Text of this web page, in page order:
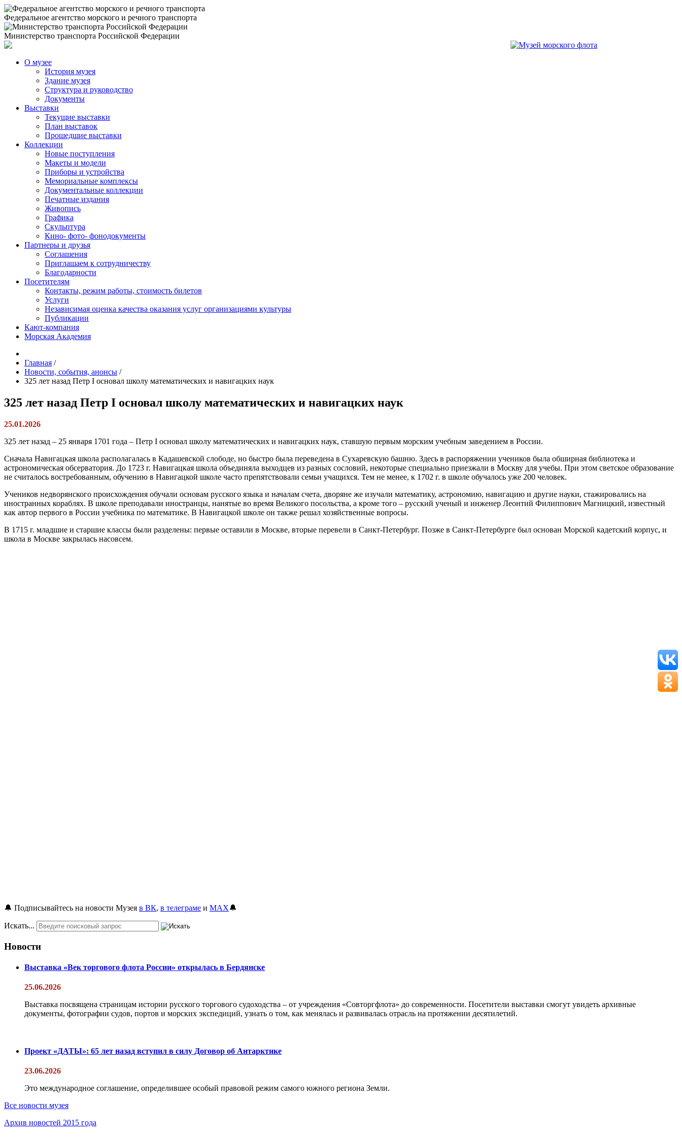
Федеральное агентство морского и речного транспорта
Министерство транспорта Российской Федерации
О музее
История музея
Здание музея
Структура и руководство
Документы
Выставки
Текущие выставки
План выставок
Прошедшие выставки
Коллекции
Новые поступления
Макеты и модели
Приборы и устройства
Мемориальные комплексы
Документальные коллекции
Печатные издания
Живопись
Графика
Скульптура
Кино- фото- фонодокументы
Партнеры и друзья
Соглашения
Приглашаем к сотрудничеству
Благодарности
Посетителям
Контакты, режим работы, стоимость билетов
Услуги
Независимая оценка качества оказания услуг организациями культуры
Публикации
Кают-компания
Морская Академия
Главная /
Новости, события, анонсы /
325 лет назад Петр I основал школу математических и навигацких наук
325 лет назад Петр I основал школу математических и навигацких наук
25.01.2026
325 лет назад – 25 января 1701 года – Петр I основал школу математических и навигацких наук, ставшую первым морским учебным заведением в России.
Сначала Навигацкая школа располагалась в Кадашевской слободе, но быстро была переведена в Сухаревскую башню. Здесь в распоряжении учеников была обширная библиотека и
астрономическая обсерватория. До 1723 г. Навигацкая школа объединяла выходцев из разных сословий, некоторые специально приезжали в Москву для учебы. При этом светское образование
не считалось востребованным, обучению в Навигацкой школе часто препятствовали семьи учащихся. Тем не менее, к 1702 г. в школе обучалось уже 200 человек.
Учеников недворянского происхождения обучали основам русского языка и началам счета, дворяне же изучали математику, астрономию, навигацию и другие науки, стажировались на
иностранных кораблях. В школе преподавали иностранцы, нанятые во время Великого посольства, а кроме того – русский ученый и инженер Леонтий Филиппович Магницкий, известный
как автор первого в России учебника по математике. В Навигацкой школе он также решал хозяйственные вопросы.
В 1715 г. младшие и старшие классы были разделены: первые оставили в Москве, вторые перевели в Санкт-Петербург. Позже в Санкт-Петербурге был основан Морской кадетский корпус, и
школа в Москве закрылась насовсем.
🔔 Подписывайтесь на новости Музея в ВК, в телеграме и MAX🔔
Искать...
Новости
Выставка «Век торгового флота России» открылась в Бердянске
25.06.2026
Выставка посвящена страницам истории русского торгового судоходства – от учреждения «Совторгфлота» до современности. Посетители выставки смогут увидеть архивные
документы, фотографии судов, портов и морских экспедиций, узнать о том, как менялась и развивалась отрасль на протяжении десятилетий.
Проект «ДАТЫ»: 65 лет назад вступил в силу Договор об Антарктике
23.06.2026
Это международное соглашение, определившее особый правовой режим самого южного региона Земли.
Все новости музея
Архив новостей 2015 года